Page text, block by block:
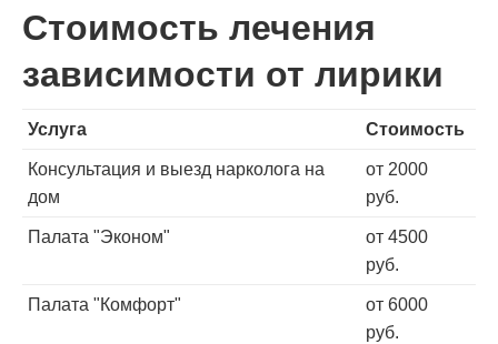
Стоимость лечения
зависимости от лирики
Услуга Стоимость
Консультация и выезд нарколога на
дом
от 2000
руб.
Палата "Эконом"
от 4500
руб.
Палата "Комфорт"
от 6000
руб.